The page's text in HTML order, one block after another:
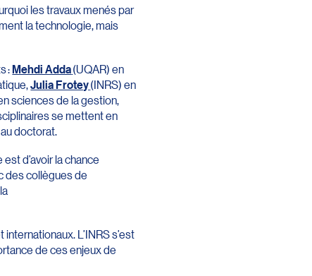
les travaux menés par
la technologie, mais
:Mehdi Adda(UQAR) en
Julia Frotey(INRS) en
sciences de la gestion,
se mettent en
doctorat.
d’avoir la chance
des collègues de
L’INRS s’est
de ces enjeux de